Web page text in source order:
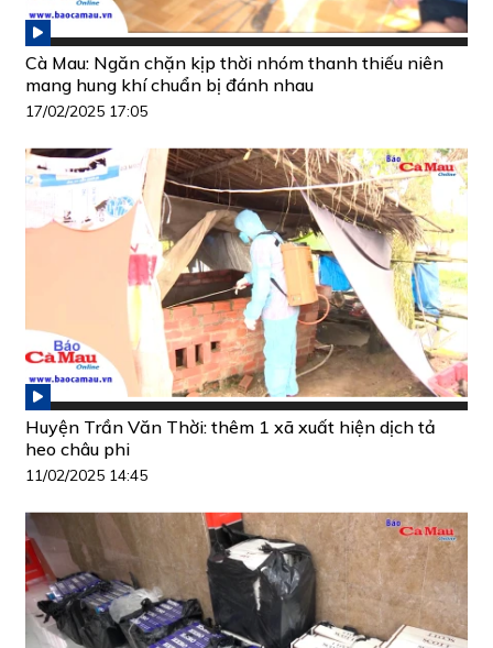
Cà Mau: Ngăn chặn kịp thời nhóm thanh thiếu niên
mang hung khí chuẩn bị đánh nhau
17/02/2025 17:05
Huyện Trần Văn Thời: thêm 1 xã xuất hiện dịch tả
heo châu phi
11/02/2025 14:45